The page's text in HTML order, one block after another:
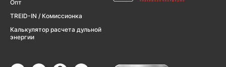
Опт
TREID-IN / Комиссионка
Калькулятор расчета дульной
энергии